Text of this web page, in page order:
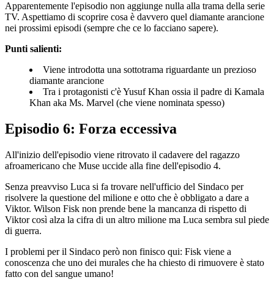
Apparentemente l'episodio non aggiunge nulla alla trama della serie
TV. Aspettiamo di scoprire cosa è davvero quel diamante arancione
nei prossimi episodi (sempre che ce lo facciano sapere).
Punti salienti:
Viene introdotta una sottotrama riguardante un prezioso
diamante arancione
Tra i protagonisti c'è Yusuf Khan ossia il padre di Kamala
Khan aka Ms. Marvel (che viene nominata spesso)
Episodio 6: Forza eccessiva
All'inizio dell'episodio viene ritrovato il cadavere del ragazzo
afroamericano che Muse uccide alla fine dell'episodio 4.
Senza preavviso Luca si fa trovare nell'ufficio del Sindaco per
risolvere la questione del milione e otto che è obbligato a dare a
Viktor. Wilson Fisk non prende bene la mancanza di rispetto di
Viktor così alza la cifra di un altro milione ma Luca sembra sul piede
di guerra.
I problemi per il Sindaco però non finisco qui: Fisk viene a
conoscenza che uno dei murales che ha chiesto di rimuovere è stato
fatto con del sangue umano!